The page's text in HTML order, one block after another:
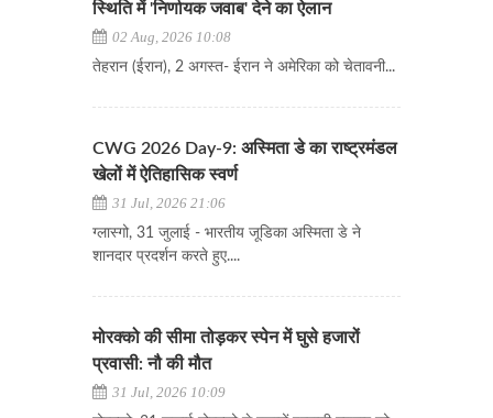
स्थिति में 'निर्णायक जवाब' देने का ऐलान
02 Aug, 2026 10:08
​​​​​​​तेहरान (ईरान), 2 अगस्त- ईरान ने अमेरिका को चेतावनी...
CWG 2026 Day-9: अस्मिता डे का राष्ट्रमंडल
खेलों में ऐतिहासिक स्वर्ण
31 Jul, 2026 21:06
ग्लास्गो, 31 जुलाई - भारतीय जूडिका अस्मिता डे ने
शानदार प्रदर्शन करते हुए....
मोरक्को की सीमा तोड़कर स्पेन में घुसे हजारों
प्रवासी: नौ की मौत
31 Jul, 2026 10:09